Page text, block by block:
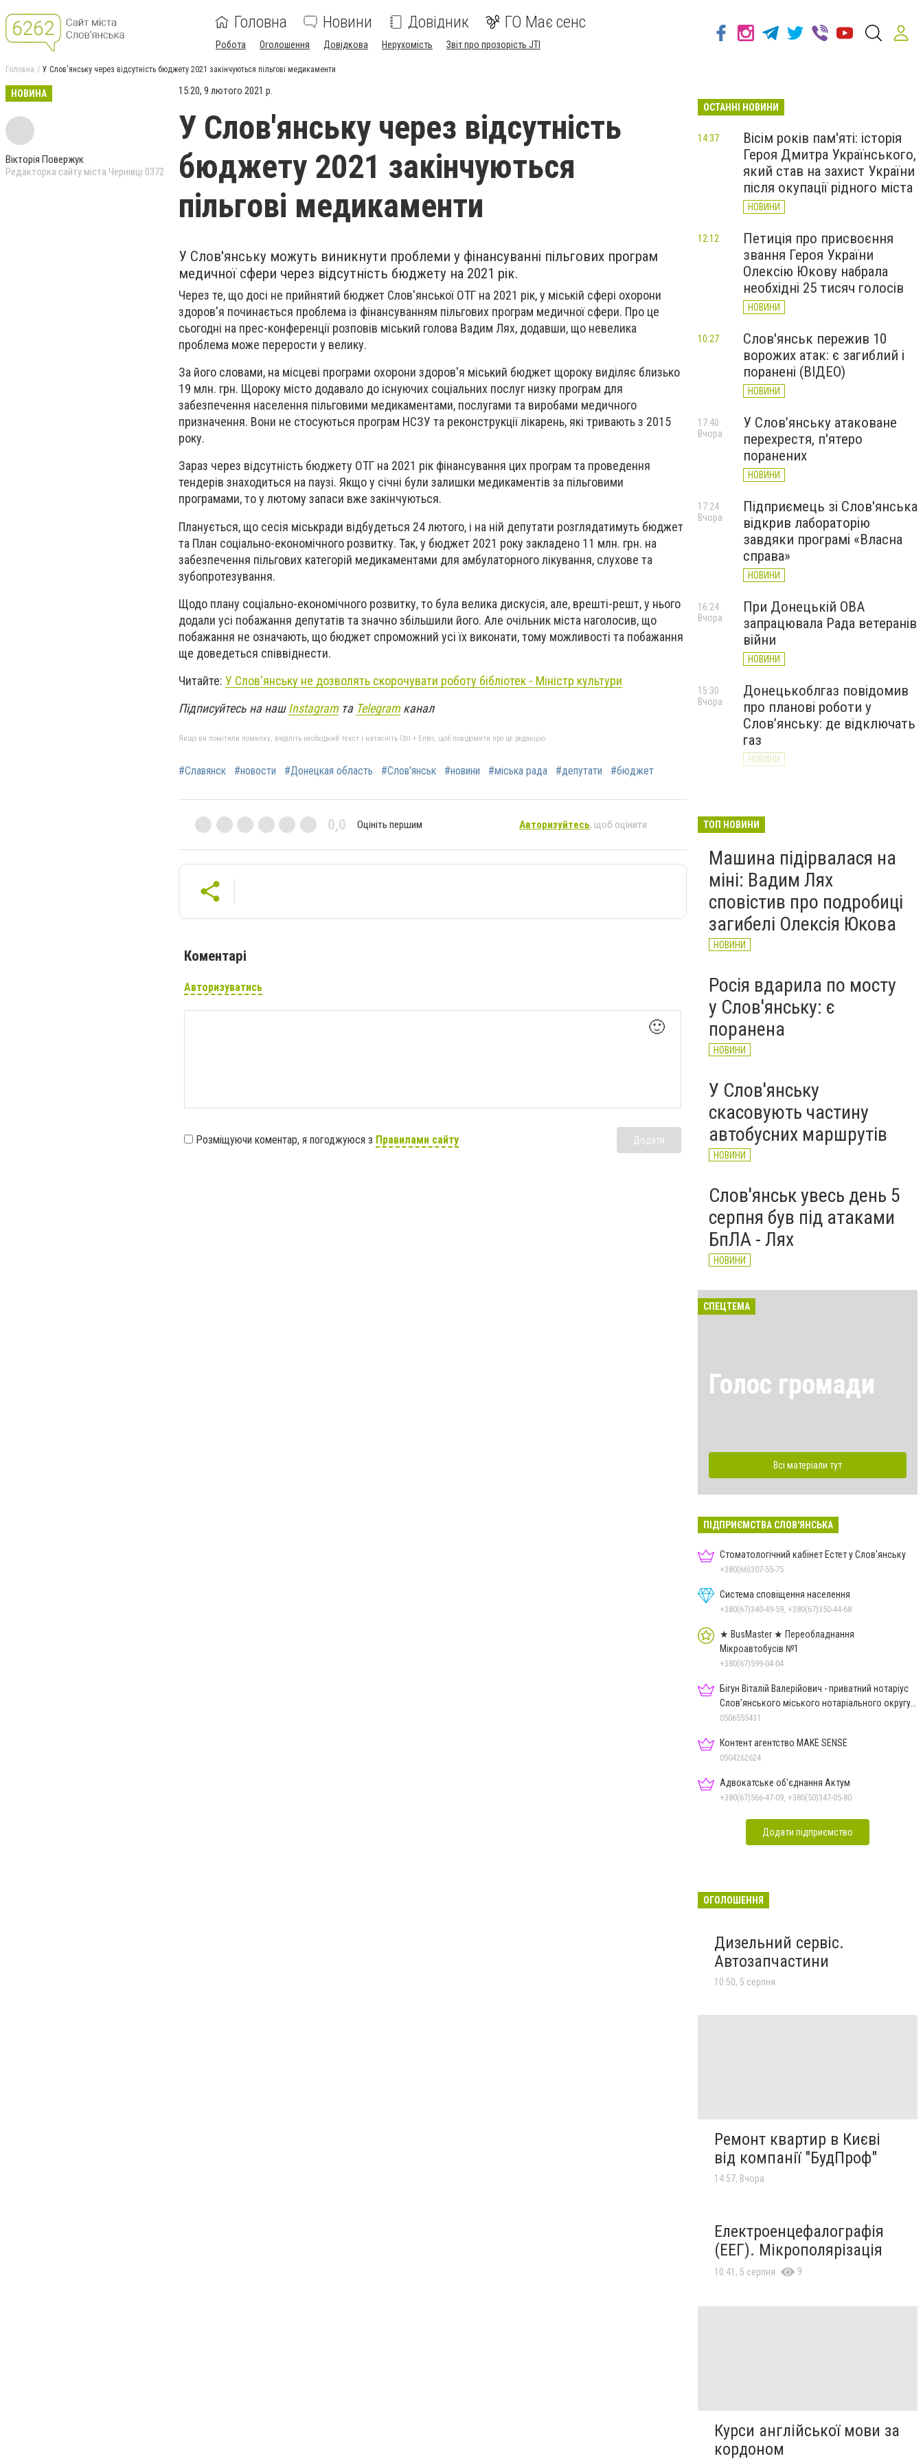
Головна Новини Довідник ГО Має сенс
Робота Оголошення Довідкова Нерухомість Звіт про прозорість JTI
Головна У Слов'янську через відсутність бюджету 2021 закінчуються пільгові медикаменти
НОВИНА
Вікторія Повержук
Редакторка сайту міста Чернівці 0372
15:20, 9 лютого 2021 р.
У Слов'янську через відсутність
бюджету 2021 закінчуються
пільгові медикаменти
У Слов'янську можуть виникнути проблеми у фінансуванні пільгових програм
медичної сфери через відсутність бюджету на 2021 рік.
Через те, що досі не прийнятий бюджет Слов'янської ОТГ на 2021 рік, у міській сфері охорони
здоров'я починається проблема із фінансуванням пільгових програм медичної сфери. Про це
сьогодні на прес-конференції розповів міський голова Вадим Лях, додавши, що невелика
проблема може перерости у велику.
За його словами, на місцеві програми охорони здоров'я міський бюджет щороку виділяє близько
19 млн. грн. Щороку місто додавало до існуючих соціальних послуг низку програм для
забезпечення населення пільговими медикаментами, послугами та виробами медичного
призначення. Вони не стосуються програм НСЗУ та реконструкції лікарень, які тривають з 2015
року.
Зараз через відсутність бюджету ОТГ на 2021 рік фінансування цих програм та проведення
тендерів знаходиться на паузі. Якщо у січні були залишки медикаментів за пільговими
програмами, то у лютому запаси вже закінчуються.
Планується, що сесія міськради відбудеться 24 лютого, і на ній депутати розглядатимуть бюджет
та План соціально-економічного розвитку. Так, у бюджет 2021 року закладено 11 млн. грн. на
забезпечення пільгових категорій медикаментами для амбулаторного лікування, слухове та
зубопротезування.
Щодо плану соціально-економічного розвитку, то була велика дискусія, але, врешті-решт, у нього
додали усі побажання депутатів та значно збільшили його. Але очільник міста наголосив, що
побажання не означають, що бюджет спроможний усі їх виконати, тому можливості та побажання
ще доведеться співвіднести.
Читайте: У Слов'янську не дозволять скорочувати роботу бібліотек - Міністр культури
Підписуйтесь на нашInstagram та Telegram канал
Якщо ви помітили помилку, виділіть необхідний текст і натисніть Ctrl + Enter, щоб повідомити про це редакцію
#Славянск #новости #Донецкая область #Слов'янськ #новини #міська рада #депутати #бюджет
0,0 Оцініть першим Авторизуйтесь, щоб оцінити
Коментарі
Авторизуватись
🙂
Розміщуючи коментар, я погоджуюся з Правилами сайту Додати
ОСТАННІ НОВИНИ
Вісім років пам'яті: історія
Героя Дмитра Українського,
який став на захист України
після окупації рідного міста
НОВИНИ
14:37
Петиція про присвоєння
звання Героя України
Олексію Юкову набрала
необхідні 25 тисяч голосів
НОВИНИ
12:12
Слов'янськ пережив 10
ворожих атак: є загиблий і
поранені (ВІДЕО)
НОВИНИ
10:27
У Слов’янську атаковане
перехрестя, п'ятеро
поранених
НОВИНИ
17:40
Вчора
Підприємець зі Слов'янська
відкрив лабораторію
завдяки програмі «Власна
справа»
НОВИНИ
17:24
Вчора
При Донецькій ОВА
запрацювала Рада ветеранів
війни
НОВИНИ
16:24
Вчора
Донецькоблгаз повідомив
про планові роботи у
Слов’янську: де відключать
газ
НОВИНИ
15:30
Вчора
долучилися до відбудови
НОВИНИ
ТОП НОВИНИ
Машина підірвалася на
міні: Вадим Лях
сповістив про подробиці
загибелі Олексія Юкова
НОВИНИ
Росія вдарила по мосту
у Слов'янську: є
поранена
НОВИНИ
У Слов'янську
скасовують частину
автобусних маршрутів
НОВИНИ
Слов'янськ увесь день 5
серпня був під атаками
БпЛА - Лях
НОВИНИ
СПЕЦТЕМА
Голос громади
Всі матеріали тут
ПІДПРИЄМСТВА СЛОВ'ЯНСЬКА
Стоматологічний кабінет Естет у Слов'янську
+380(66)307-55-75
Система сповіщення населення
+380(67)340-49-59, +380(67)350-44-68
★ BusMaster ★ Переобладнання
Мікроавтобусів №1
+380(67)599-04-04
Бігун Віталій Валерійович - приватний нотаріус
Слов'янського міського нотаріального округу
Дон.обл.
0506555431
Контент агентство MAKE SENSE
0504262624
Адвокатське об'єднання Актум
+380(67)566-47-09, +380(50)347-05-80
Додати підприємство
ОГОЛОШЕННЯ
Дизельний сервіс.
Автозапчастини
10:50, 5 серпня
Ремонт квартир в Києві
від компанії "БудПроф"
14:57, Вчора
Електроенцефалографія
(ЕЕГ). Мікрополярізація
10:41, 5 серпня 9
Курси англійської мови за
кордоном